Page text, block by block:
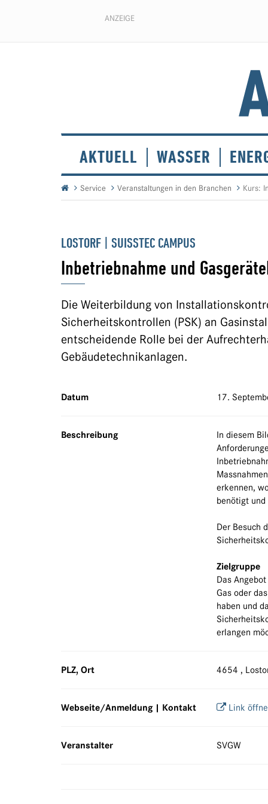
ANZEIGE
AKTUELL WASSER
Service Veranstaltungen in den Branchen Kurs:
LOSTORF | SUISSTEC CAMPUS
Inbetriebnahme und
Die Weiterbildung von
Sicherheitskontrollen (PSK) an
entscheidende Rolle bei der
Gebäudetechnikanlagen.
Datum 17.
Beschreibung
In diesem
erkennen,
benötigt und
Der Besuch
Zielgruppe
Das
Gas oder
haben und
erlangen
PLZ, Ort 4654 ,
Webseite/Anmeldung | Kontakt Link
Veranstalter SVGW